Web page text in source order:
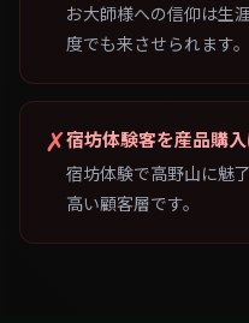
お大師様への信仰は生
度でも来させられます。
✗宿坊体験客を産品購
宿坊体験で高野山に魅
高い顧客層です。